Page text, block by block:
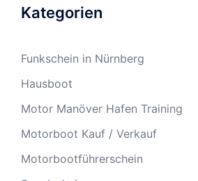
Kategorien
Funkschein in Nürnberg
Hausboot
Motor Manöver Hafen Training
Motorboot Kauf / Verkauf
Motorbootführerschein